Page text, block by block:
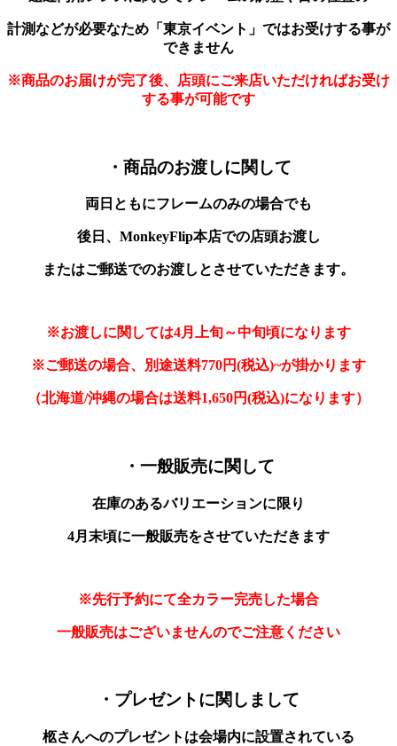
計測などが必要なため「東京イベント」ではお受けする事が
できません
※商品のお届けが完了後、店頭にご来店いただければお受け
する事が可能です
・商品のお渡しに関して
両日ともにフレームのみの場合でも
後日、MonkeyFlip本店での店頭お渡し
またはご郵送でのお渡しとさせていただきます。
※お渡しに関しては4月上旬～中旬頃になります
※ご郵送の場合、別途送料770円(税込)~が掛かります
（北海道/沖縄の場合は送料1,650円(税込)になります）
・一般販売に関して
在庫のあるバリエーションに限り
4月末頃に一般販売をさせていただきます
※先行予約にて全カラー完売した場合
一般販売はございませんのでご注意ください
・プレゼントに関しまして
柩さんへのプレゼントは会場内に設置されている